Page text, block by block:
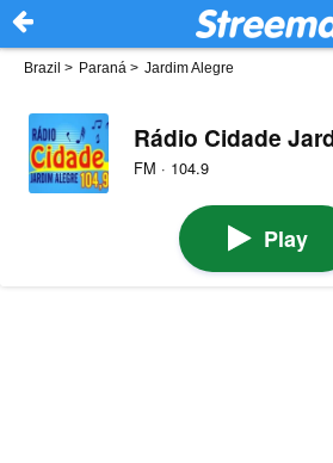
Brazil > Paraná > Jardim Alegre
Rádio Cidade
FM · 104.9
Play